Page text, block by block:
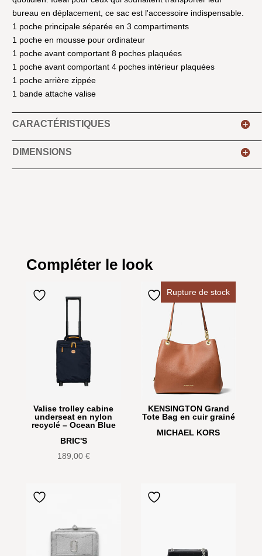
bureau en déplacement, ce sac est l'accessoire indispensable.
1 poche principale séparée en 3 compartiments
1 poche en mousse pour ordinateur
1 poche avant comportant 8 poches plaquées
1 poche avant comportant 4 poches intérieur plaquées
1 poche arrière zippée
1 bande attache valise
CARACTÉRISTIQUES
DIMENSIONS
Compléter le look
Valise trolley cabine
underseat en nylon
recyclé – Ocean Blue
BRIC'S
189,00 €
Rupture de stock
KENSINGTON Grand
Tote Bag en cuir grainé
MICHAEL KORS